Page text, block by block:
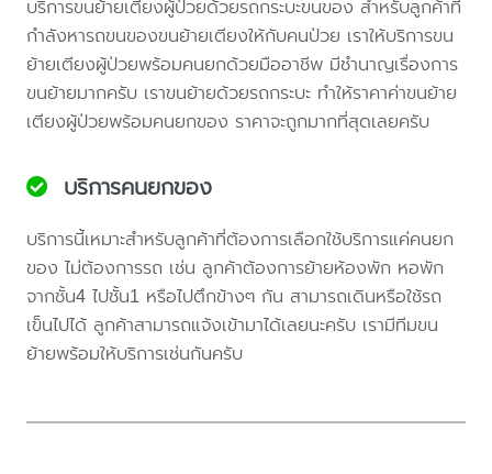
บริการขนย้ายเตียงผู้ป่วยด้วยรถกระบะขนของ สำหรับลูกค้าที่
กำลังหารถขนของขนย้ายเตียงให้กับคนป่วย เราให้บริการขน
ย้ายเตียงผู้ป่วยพร้อมคนยกด้วยมืออาชีพ มีชำนาญเรื่องการ
ขนย้ายมากครับ เราขนย้ายด้วยรถกระบะ ทำให้ราคาค่าขนย้าย
เตียงผู้ป่วยพร้อมคนยกของ ราคาจะถูกมากที่สุดเลยครับ
บริการคนยกของ
บริการนี้เหมาะสำหรับลูกค้าที่ต้องการเลือกใช้บริการแค่คนยก
ของ ไม่ต้องการรถ เช่น ลูกค้าต้องการย้ายห้องพัก หอพัก
จากชั้น4 ไปชั้น1 หรือไปตึกข้างๆ กัน สามารถเดินหรือใช้รถ
เข็นไปได้ ลูกค้าสามารถแจ้งเข้ามาได้เลยนะครับ เรามีทีมขน
ย้ายพร้อมให้บริการเช่นกันครับ